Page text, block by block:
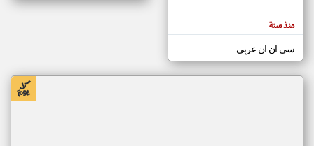
أهم اخبار موريتانيا العاجلة والمباشرة
منذ سنة
سي ان ان عربي